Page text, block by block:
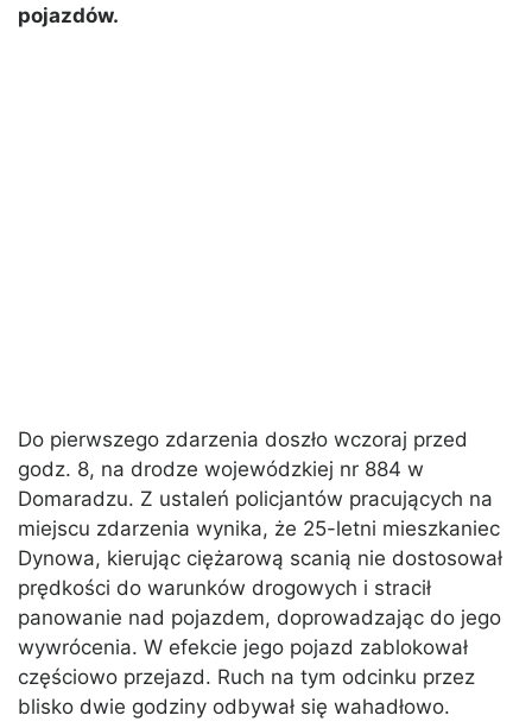
pojazdów.
Do pierwszego zdarzenia doszło wczoraj przed
godz. 8, na drodze wojewódzkiej nr 884 w
Domaradzu. Z ustaleń policjantów pracujących na
miejscu zdarzenia wynika, że 25-letni mieszkaniec
Dynowa, kierując ciężarową scanią nie dostosował
prędkości do warunków drogowych i stracił
panowanie nad pojazdem, doprowadzając do jego
wywrócenia. W efekcie jego pojazd zablokował
częściowo przejazd. Ruch na tym odcinku przez
blisko dwie godziny odbywał się wahadłowo.